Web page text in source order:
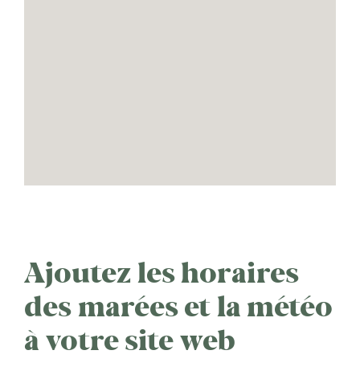
Ajoutez les horaires
des marées et la météo
à votre site web